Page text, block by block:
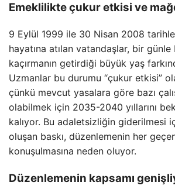
Emeklilikte çukur etkisi ve
9 Eylül 1999 ile 30 Nisan 2008
hayatına atılan vatandaşlar, bir günle
kaçırmanın getirdiği büyük yaş
Uzmanlar bu durumu “çukur etkisi”
çünkü mevcut yasalara göre bazı
olabilmek için 2035-2040 yıllarını
kalıyor. Bu adaletsizliğin giderilmesi
oluşan baskı, düzenlemenin her
konuşulmasına neden oluyor.
Düzenlemenin kapsamı